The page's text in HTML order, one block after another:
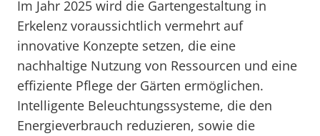
Im Jahr 2025 wird die Gartengestaltung in
Erkelenz voraussichtlich vermehrt auf
innovative Konzepte setzen, die eine
nachhaltige Nutzung von Ressourcen und eine
effiziente Pflege der Gärten ermöglichen.
Intelligente Beleuchtungssysteme, die den
Energieverbrauch reduzieren, sowie die